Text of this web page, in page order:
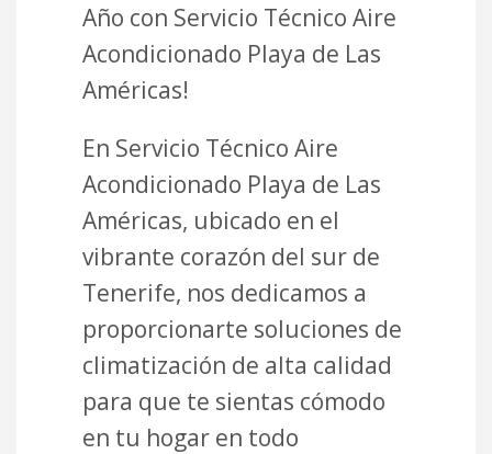
Año con Servicio Técnico Aire
Acondicionado Playa de Las
Américas!
En Servicio Técnico Aire
Acondicionado Playa de Las
Américas, ubicado en el
vibrante corazón del sur de
Tenerife, nos dedicamos a
proporcionarte soluciones de
climatización de alta calidad
para que te sientas cómodo
en tu hogar en todo